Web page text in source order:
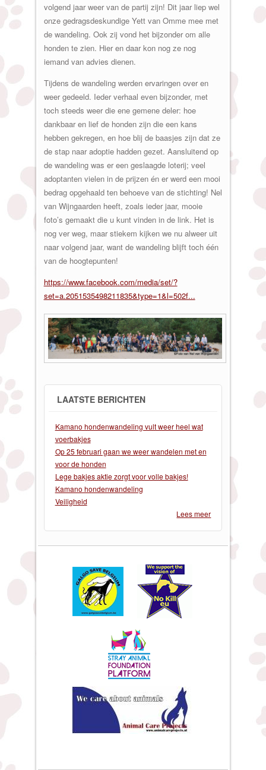
volgend jaar weer van de partij zijn! Dit jaar liep wel
onze gedragsdeskundige Yett van Omme mee met
de wandeling. Ook zij vond het bijzonder om alle
honden te zien. Hier en daar kon nog ze nog
iemand van advies dienen.
Tijdens de wandeling werden ervaringen over en
weer gedeeld. Ieder verhaal even bijzonder, met
toch steeds weer die ene gemene deler: hoe
dankbaar en lief de honden zijn die een kans
hebben gekregen, en hoe blij de baasjes zijn dat ze
de stap naar adoptie hadden gezet. Aansluitend op
de wandeling was er een geslaagde loterij; veel
adoptanten vielen in de prijzen én er werd een mooi
bedrag opgehaald ten behoeve van de stichting! Nel
van Wijngaarden heeft, zoals ieder jaar, mooie
foto’s gemaakt die u kunt vinden in de link. Het is
nog ver weg, maar stiekem kijken we nu alweer uit
naar volgend jaar, want de wandeling blijft toch één
van de hoogtepunten!
https://www.facebook.com/media/set/?
set=a.2051535498211835&type=1&l=502f...
LAATSTE BERICHTEN
Kamano hondenwandeling vult weer heel wat
voerbakjes
Op 25 februari gaan we weer wandelen met en
voor de honden
Lege bakjes aktie zorgt voor volle bakjes!
Kamano hondenwandeling
Veiligheid
Lees meer